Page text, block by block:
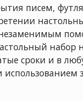
писем,
незаменимым
набор
сроки и в